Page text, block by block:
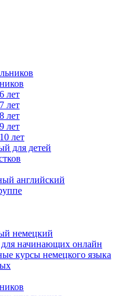
лет
лет
лет
лет
лет
для детей
английский
немецкий
начинающих онлайн
курсы немецкого языка